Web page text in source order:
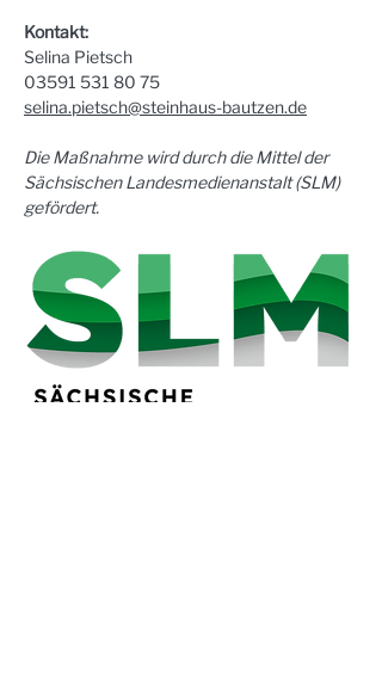
Kontakt:
Selina Pietsch
03591 531 80 75
selina.pietsch@steinhaus-bautzen.de
Die Maßnahme wird durch die Mittel der
Sächsischen Landesmedienanstalt (SLM)
gefördert.